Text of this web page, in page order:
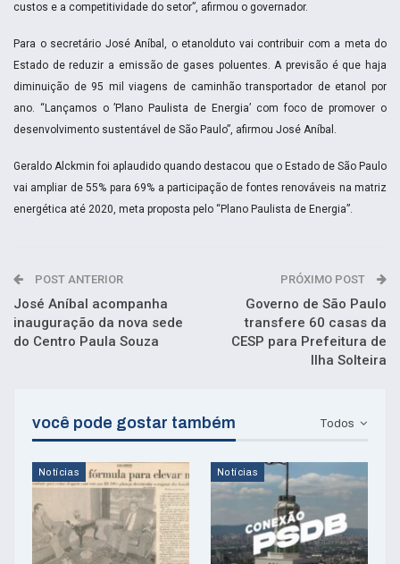
custos e a competitividade do setor”, afirmou o governador.
Para o secretário José Aníbal, o etanolduto vai contribuir com a meta do
Estado de reduzir a emissão de gases poluentes. A previsão é que haja
diminuição de 95 mil viagens de caminhão transportador de etanol por
ano. “Lançamos o ’Plano Paulista de Energia’ com foco de promover o
desenvolvimento sustentável de São Paulo”, afirmou José Aníbal.
Geraldo Alckmin foi aplaudido quando destacou que o Estado de São Paulo
vai ampliar de 55% para 69% a participação de fontes renováveis na matriz
energética até 2020, meta proposta pelo “Plano Paulista de Energia”.
POST ANTERIOR
José Aníbal acompanha
inauguração da nova sede
do Centro Paula Souza
PRÓXIMO POST
Governo de São Paulo
transfere 60 casas da
CESP para Prefeitura de
Ilha Solteira
Todos
você pode gostar também
Notícias Notícias